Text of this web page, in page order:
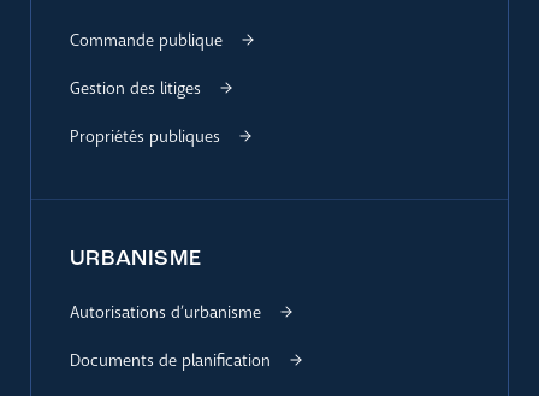
Commande publique
Gestion des litiges
Propriétés publiques
URBANISME
Autorisations d’urbanisme
Documents de planification